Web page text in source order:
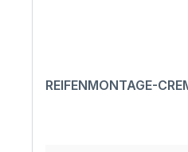
REIFENMONTAGE-